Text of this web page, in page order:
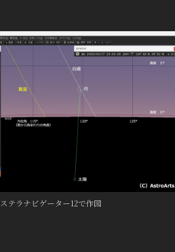
ステラナビゲーター12で作図